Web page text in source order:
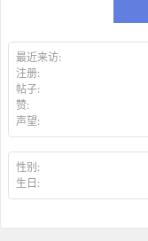
最近来访:
注册:
帖子:
赞:
声望:
性别:
生日: